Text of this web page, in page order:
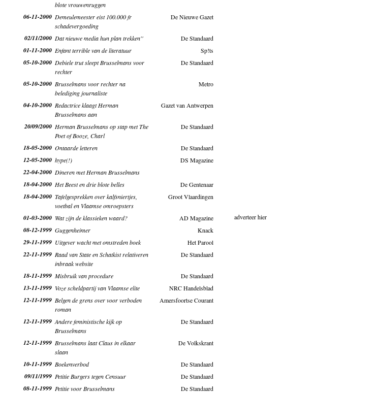
blote vrouwenruggen
06-11-2000 Demeulemeester eist 100.000 fr
schadevergoeding
De Nieuwe Gazet
02/11/2000 Dat nieuwe media hun plan trekken'' De Standaard
01-11-2000 Enfant terrible van de literatuur Sp!ts
05-10-2000 Debiele trut sleept Brusselmans voor
rechter
De Standaard
05-10-2000 Brusselmans voor rechter na
belediging journaliste
Metro
04-10-2000 Redactrice klaagt Herman
Brusselmans aan
Gazet van Antwerpen
20/09/2000 Herman Brusselmans op stap met The
Poet of Booze, Charl
De Standaard
18-05-2000 Ontaarde letteren De Standaard
12-05-2000 hype(!) DS Magazine
22-04-2000 Dineren met Herman Brusselmans
18-04-2000 Het Beest en drie blote belles De Gentenaar
18-04-2000 Tafelgesprekken over kalfsniertjes,
voetbal en Vlaamse omroepsters
Groot Vlaardingen
01-03-2000 Wat zijn de klassieken waard? AD Magazine
08-12-1999 Guggenheimer Knack
29-11-1999 Uitgever wacht met omstreden boek Het Parool
22-11-1999 Raad van State en Schatkist relativeren
inbraak website
De Standaard
18-11-1999 Misbruik van procedure De Standaard
13-11-1999 Voze scheldpartij van Vlaamse elite NRC Handelsblad
12-11-1999 Belgen de grens over voor verboden
roman
Amersfoortse Courant
12-11-1999 Andere feministische kijk op
Brusselmans
De Standaard
12-11-1999 Brusselmans laat Claus in elkaar
slaan
De Volkskrant
10-11-1999 Boekenverbod De Standaard
09/11/1999 Petitie Burgers tegen Censuur De Standaard
08-11-1999 Petitie voor Brusselmans De Standaard
adverteer hier